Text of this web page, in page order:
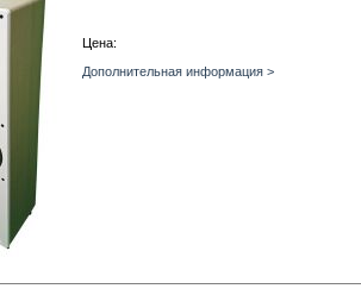
Цена:
Дополнительная информация >